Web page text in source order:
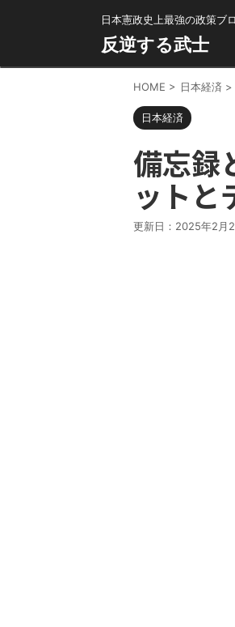
日本憲政史上最強の政策ブ
反逆する武士
HOME > 日本経済 >
日本経済
備忘録
ットと
更新日： 2025年2月